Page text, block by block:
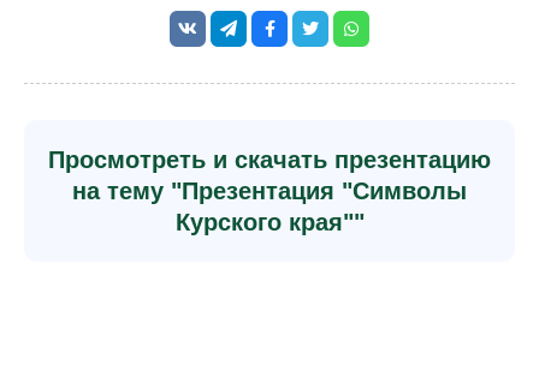
Просмотреть и скачать презентацию
на тему "Презентация "Символы
Курского края""